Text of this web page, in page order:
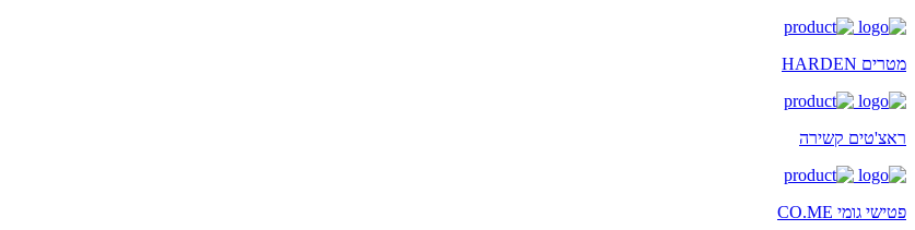
מטרים HARDEN
ראצ'טים קשירה
פטישי גומי CO.ME